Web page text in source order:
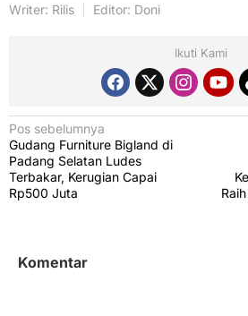
Writer: Rilis Editor: Doni
Ikuti Kami
N
a
v
a
Pos sebelumnya
Gudang Furniture Bigland di
Padang Selatan Ludes
Terbakar, Kerugian Capai
Rp500 Juta
Komentar